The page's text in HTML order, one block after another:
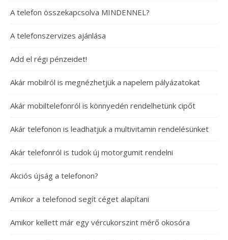
A telefon összekapcsolva MINDENNEL?
A telefonszervizes ajánlása
Add el régi pénzeidet!
Akár mobilról is megnézhetjük a napelem pályázatokat
Akár mobiltelefonról is könnyedén rendelhetünk cipőt
Akár telefonon is leadhatjuk a multivitamin rendelésünket
Akár telefonról is tudok új motorgumit rendelni
Akciós újság a telefonon?
Amikor a telefonod segít céget alapítani
Amikor kellett már egy vércukorszint mérő okosóra